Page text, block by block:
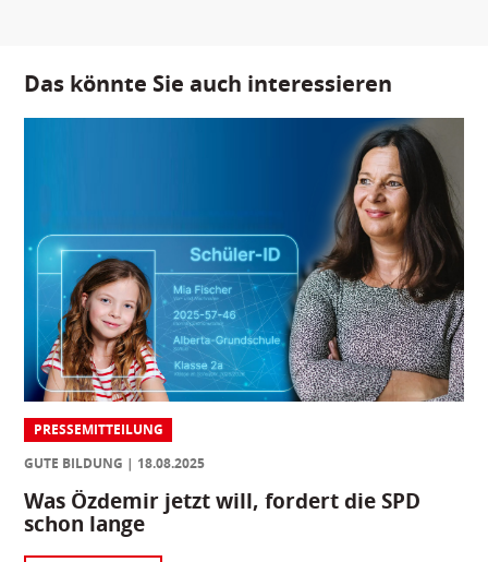
Das könnte Sie auch interessieren
PRESSEMITTEILUNG
GUTE BILDUNG
18.08.2025
Was Özdemir jetzt will, fordert die SPD
schon lange